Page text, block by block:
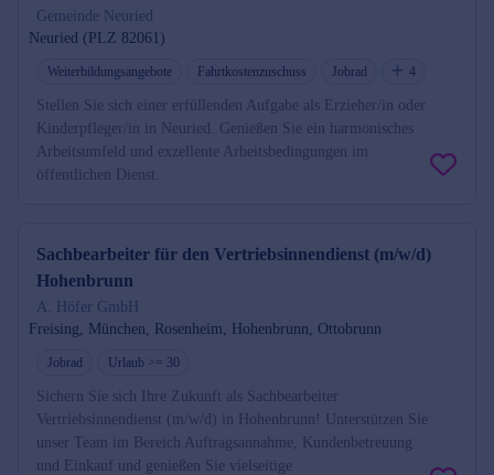
Gemeinde Neuried
Neuried (PLZ 82061)
Weiterbildungsangebote Fahrtkostenzuschuss Jobrad 4
Stellen Sie sich einer erfüllenden Aufgabe als Erzieher/in oder
Kinderpfleger/in in Neuried. Genießen Sie ein harmonisches
Arbeitsumfeld und exzellente Arbeitsbedingungen im
öffentlichen Dienst.
Sachbearbeiter für den Vertriebsinnendienst (m/w/d)
Hohenbrunn
A. Höfer GmbH
Freising, München, Rosenheim, Hohenbrunn, Ottobrunn
Jobrad Urlaub >= 30
Sichern Sie sich Ihre Zukunft als Sachbearbeiter
Vertriebsinnendienst (m/w/d) in Hohenbrunn! Unterstützen Sie
unser Team im Bereich Auftragsannahme, Kundenbetreuung
und Einkauf und genießen Sie vielseitige